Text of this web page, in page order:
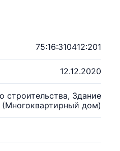
75:16:310412:201
12.12.2020
строительства, Здание
(Многоквартирный дом)